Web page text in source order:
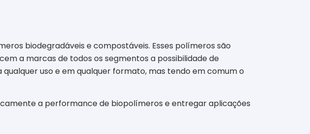
biodegradáveis e compostáveis. Esses polímeros são
a marcas de todos os segmentos a possibilidade de
uso e em qualquer formato, mas tendo em comum o
a performance de biopolímeros e entregar aplicações